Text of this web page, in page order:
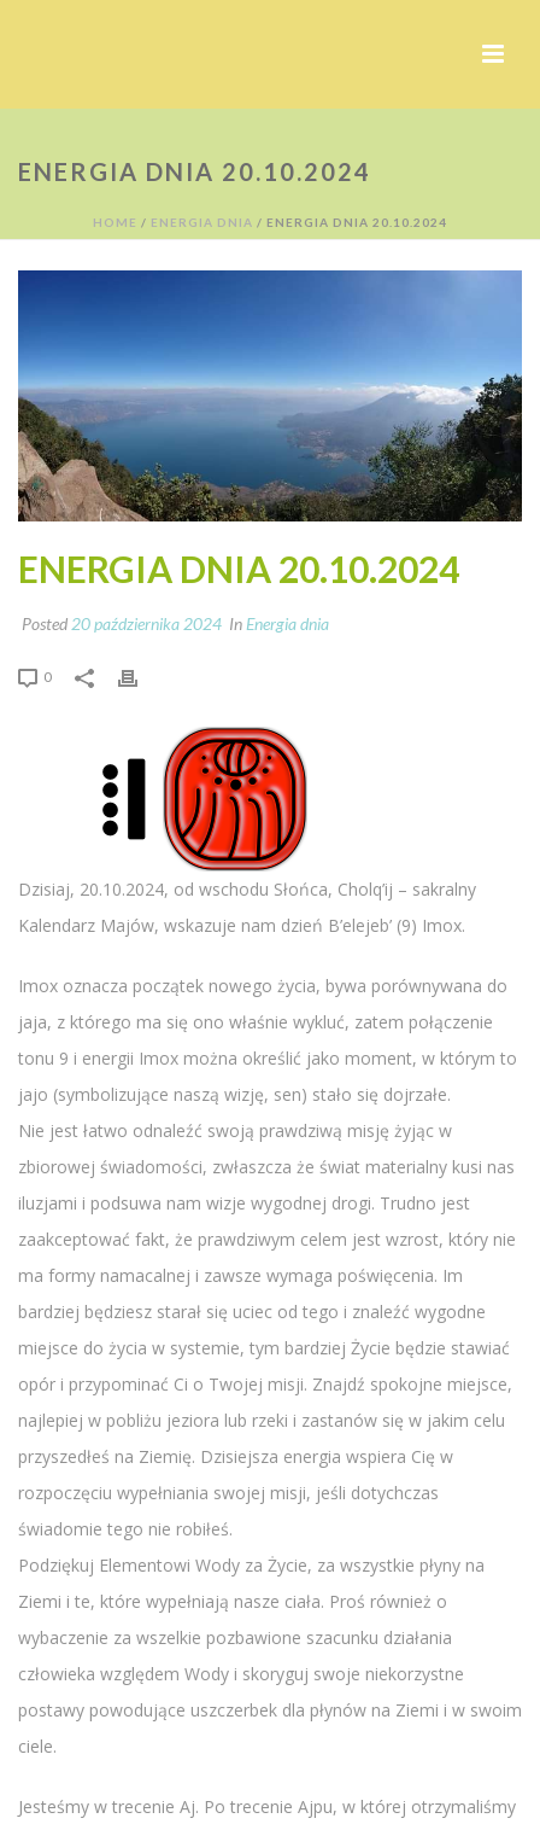
ENERGIA DNIA 20.10.2024
HOME / ENERGIA DNIA / ENERGIA DNIA 20.10.2024
ENERGIA DNIA 20.10.2024
Posted20 października 2024 InEnergia dnia
0
Dzisiaj, 20.10.2024, od wschodu Słońca, Cholq’ij – sakralny
Kalendarz Majów, wskazuje nam dzień B’elejeb’ (9) Imox.
Imox oznacza początek nowego życia, bywa porównywana do
jaja, z którego ma się ono właśnie wykluć, zatem połączenie
tonu 9 i energii Imox można określić jako moment, w którym to
jajo (symbolizujące naszą wizję, sen) stało się dojrzałe.
Nie jest łatwo odnaleźć swoją prawdziwą misję żyjąc w
zbiorowej świadomości, zwłaszcza że świat materialny kusi nas
iluzjami i podsuwa nam wizje wygodnej drogi. Trudno jest
zaakceptować fakt, że prawdziwym celem jest wzrost, który nie
ma formy namacalnej i zawsze wymaga poświęcenia. Im
bardziej będziesz starał się uciec od tego i znaleźć wygodne
miejsce do życia w systemie, tym bardziej Życie będzie stawiać
opór i przypominać Ci o Twojej misji. Znajdź spokojne miejsce,
najlepiej w pobliżu jeziora lub rzeki i zastanów się w jakim celu
przyszedłeś na Ziemię. Dzisiejsza energia wspiera Cię w
rozpoczęciu wypełniania swojej misji, jeśli dotychczas
świadomie tego nie robiłeś.
Podziękuj Elementowi Wody za Życie, za wszystkie płyny na
Ziemi i te, które wypełniają nasze ciała. Proś również o
wybaczenie za wszelkie pozbawione szacunku działania
człowieka względem Wody i skoryguj swoje niekorzystne
postawy powodujące uszczerbek dla płynów na Ziemi i w swoim
ciele.
Jesteśmy w trecenie Aj. Po trecenie Ajpu, w której otrzymaliśmy